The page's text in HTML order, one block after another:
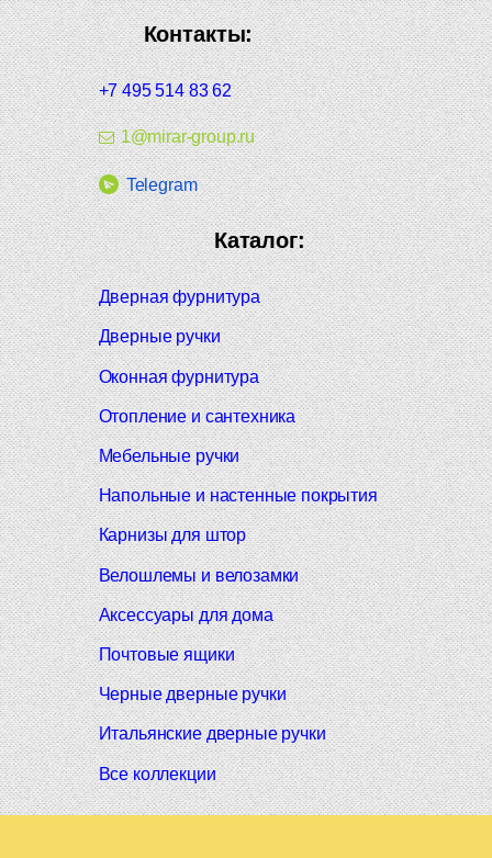
Контакты:
+7 495 514 83 62
1@mirar-group.ru
Telegram
Каталог:
Дверная фурнитура
Дверные ручки
Оконная фурнитура
Отопление и сантехника
Мебельные ручки
Напольные и настенные покрытия
Карнизы для штор
Велошлемы и велозамки
Аксессуары для дома
Почтовые ящики
Черные дверные ручки
Итальянские дверные ручки
Все коллекции